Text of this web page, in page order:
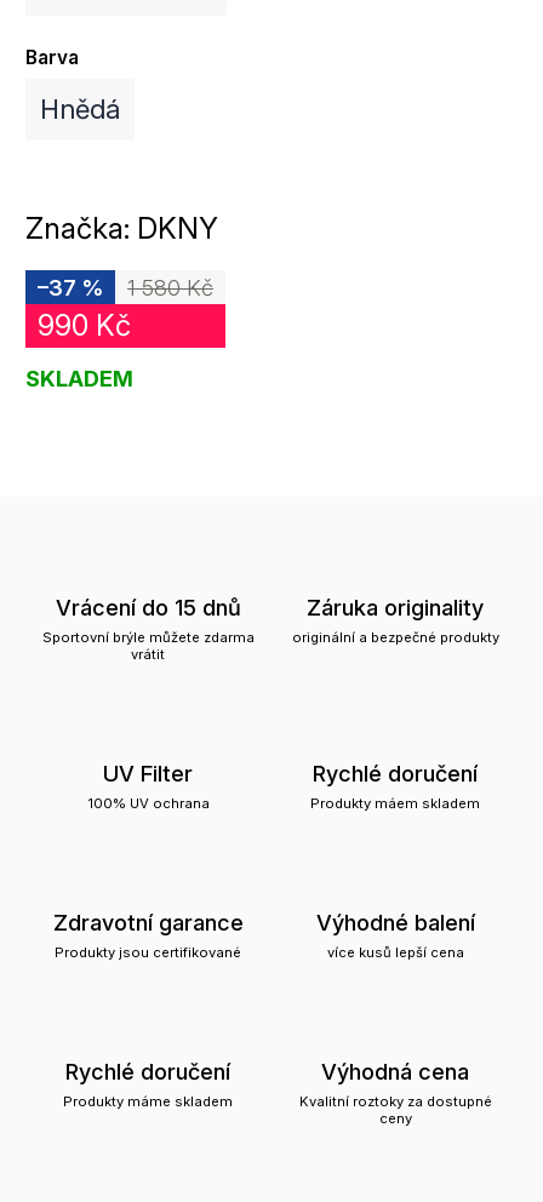
Barva
Hnědá
Značka: DKNY
1 580 Kč
–37 %
990 Kč
SKLADEM
Vrácení do 15 dnů
Sportovní brýle můžete zdarma
vrátit
Záruka originality
originální a bezpečné produkty
UV Filter
100% UV ochrana
Rychlé doručení
Produkty máem skladem
Zdravotní garance
Produkty jsou certifikované
Výhodné balení
více kusů lepší cena
Rychlé doručení
Produkty máme skladem
Výhodná cena
Kvalitní roztoky za dostupné
ceny